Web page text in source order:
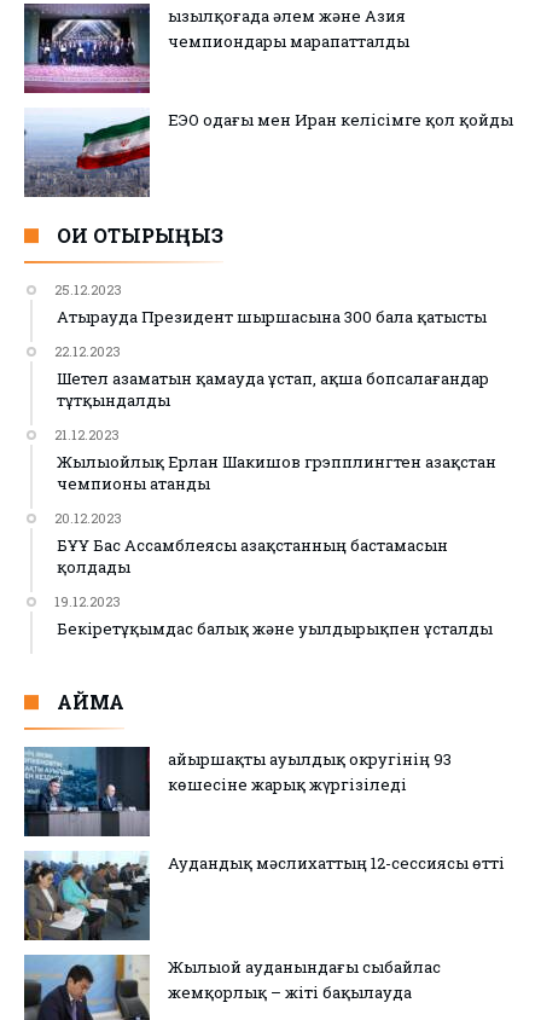
Қызылқоғада әлем және Азия
чемпиондары марапатталды
ЕЭО одағы мен Иран келісімге қол қойды
ОҚИ ОТЫРЫҢЫЗ
25.12.2023
Атырауда Президент шыршасына 300 бала қатысты
22.12.2023
Шетел азаматын қамауда ұстап, ақша бопсалағандар
тұтқындалды
21.12.2023
Жылыойлық Ерлан Шакишов грэпплингтен Қазақстан
чемпионы атанды
20.12.2023
БҰҰ Бас Ассамблеясы Қазақстанның бастамасын
қолдады
19.12.2023
Бекіретұқымдас балық және уылдырықпен ұсталды
АЙМАҚ
Қайыршақты ауылдық округінің 93
көшесіне жарық жүргізіледі
Аудандық мәслихаттың 12-сессиясы өтті
Жылыой ауданындағы сыбайлас
жемқорлық – жіті бақылауда